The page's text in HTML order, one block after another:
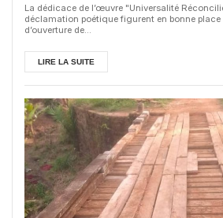
La dédicace de l’œuvre "Universalité
déclamation poétique figurent en bonne
d’ouverture de...
LIRE LA SUITE